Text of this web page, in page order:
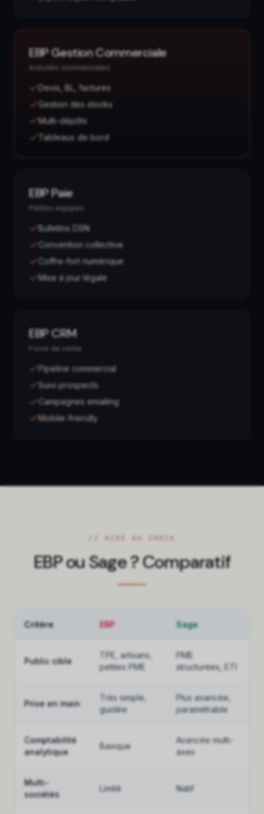
EBP Gestion Commerciale
Activités commerciales
Devis, BL, factures
Gestion des stocks
Multi-dépôts
Tableaux de bord
EBP Paie
Petites équipes
Bulletins DSN
Convention collective
Coffre-fort numérique
Mise à jour légale
EBP CRM
Force de vente
Pipeline commercial
Suivi prospects
Campagnes emailing
Mobile-friendly
// AIDE AU CHOIX
EBP ou Sage ? Comparatif
Critère EBP Sage
Public cible
TPE, artisans,
petites PME
PME
structurées, ETI
Prise en main
Très simple,
guidée
Plus avancée,
paramétrable
Comptabilité
analytique
Basique
Avancée multi-
axes
Multi-
sociétés
Limité Natif